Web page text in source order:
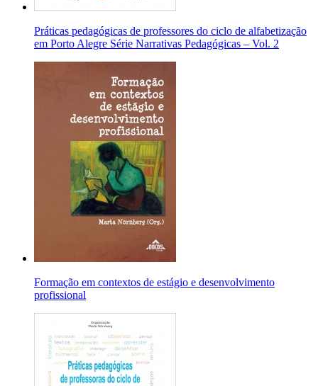
Práticas pedagógicas de professores do ciclo de alfabetização
em Porto Alegre Série Narrativas Pedagógicas – Vol. 2
Formação em contextos de estágio e desenvolvimento
profissional